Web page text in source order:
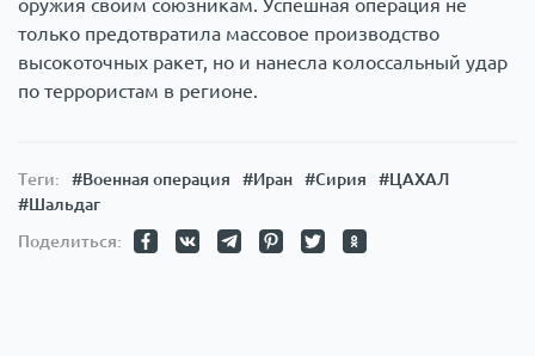
оружия своим союзникам. Успешная операция не
только предотвратила массовое производство
высокоточных ракет, но и нанесла колоссальный удар
по террористам в регионе.
Теги: #Военная операция #Иран #Сирия
#ЦАХАЛ
#Шальдаг
Поделиться: